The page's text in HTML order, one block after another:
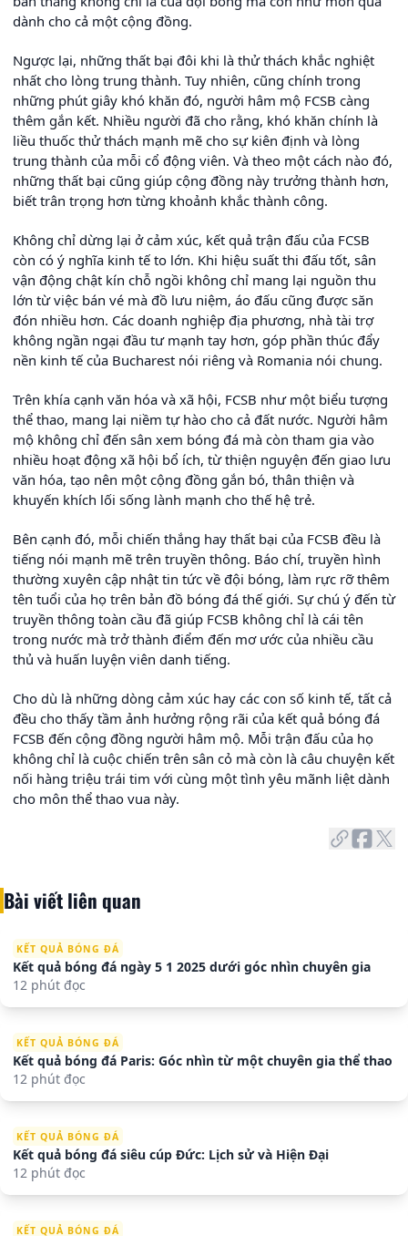
dành cho cả một cộng đồng.
Ngược lại, những thất bại đôi khi là thử thách khắc nghiệt
nhất cho lòng trung thành. Tuy nhiên, cũng chính trong
những phút giây khó khăn đó, người hâm mộ FCSB càng
thêm gắn kết. Nhiều người đã cho rằng, khó khăn chính là
liều thuốc thử thách mạnh mẽ cho sự kiên định và lòng
trung thành của mỗi cổ động viên. Và theo một cách nào đó,
những thất bại cũng giúp cộng đồng này trưởng thành hơn,
biết trân trọng hơn từng khoảnh khắc thành công.
Không chỉ dừng lại ở cảm xúc, kết quả trận đấu của FCSB
còn có ý nghĩa kinh tế to lớn. Khi hiệu suất thi đấu tốt, sân
vận động chật kín chỗ ngồi không chỉ mang lại nguồn thu
lớn từ việc bán vé mà đồ lưu niệm, áo đấu cũng được săn
đón nhiều hơn. Các doanh nghiệp địa phương, nhà tài trợ
không ngần ngại đầu tư mạnh tay hơn, góp phần thúc đẩy
nền kinh tế của Bucharest nói riêng và Romania nói chung.
Trên khía cạnh văn hóa và xã hội, FCSB như một biểu tượng
thể thao, mang lại niềm tự hào cho cả đất nước. Người hâm
mộ không chỉ đến sân xem bóng đá mà còn tham gia vào
nhiều hoạt động xã hội bổ ích, từ thiện nguyện đến giao lưu
văn hóa, tạo nên một cộng đồng gắn bó, thân thiện và
khuyến khích lối sống lành mạnh cho thế hệ trẻ.
Bên cạnh đó, mỗi chiến thắng hay thất bại của FCSB đều là
tiếng nói mạnh mẽ trên truyền thông. Báo chí, truyền hình
thường xuyên cập nhật tin tức về đội bóng, làm rực rỡ thêm
tên tuổi của họ trên bản đồ bóng đá thế giới. Sự chú ý đến từ
truyền thông toàn cầu đã giúp FCSB không chỉ là cái tên
trong nước mà trở thành điểm đến mơ ước của nhiều cầu
thủ và huấn luyện viên danh tiếng.
Cho dù là những dòng cảm xúc hay các con số kinh tế, tất cả
đều cho thấy tầm ảnh hưởng rộng rãi của kết quả bóng đá
FCSB đến cộng đồng người hâm mộ. Mỗi trận đấu của họ
không chỉ là cuộc chiến trên sân cỏ mà còn là câu chuyện kết
nối hàng triệu trái tim với cùng một tình yêu mãnh liệt dành
cho môn thể thao vua này.
Bài viết liên quan
KẾT QUẢ BÓNG ĐÁ
Kết quả bóng đá ngày 5 1 2025 dưới góc nhìn chuyên gia
12 phút đọc
KẾT QUẢ BÓNG ĐÁ
Kết quả bóng đá Paris: Góc nhìn từ một chuyên gia thể thao
12 phút đọc
KẾT QUẢ BÓNG ĐÁ
Kết quả bóng đá siêu cúp Đức: Lịch sử và Hiện Đại
12 phút đọc
KẾT QUẢ BÓNG ĐÁ